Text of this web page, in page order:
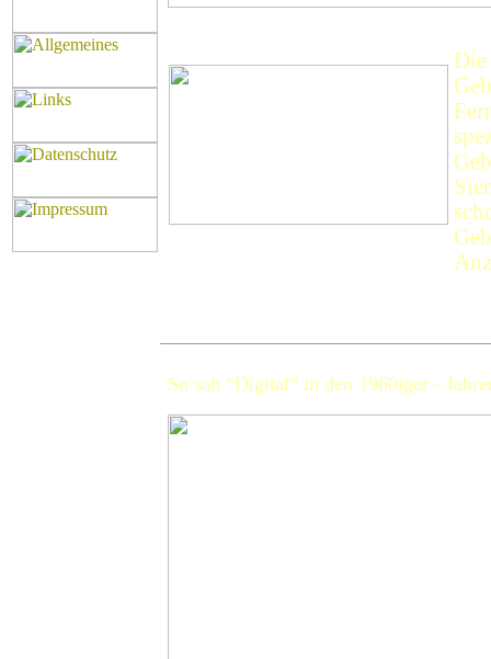
Die
So sah “Digital” in den 1960iger -